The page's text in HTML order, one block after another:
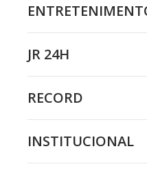
JR 24H
RECORD
INSTITUCIONAL